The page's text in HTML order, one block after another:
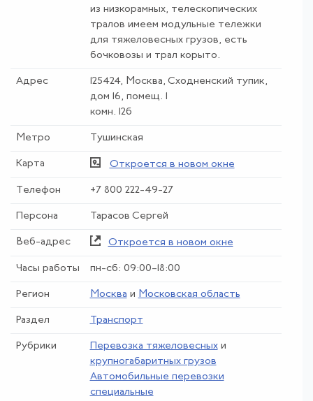
из низкорамных, телескопических
тралов имеем модульные тележки
для тяжеловесных грузов, есть
бочковозы и трал корыто.
Адрес
125424, Москва, Сходненский тупик,
дом 16, помещ. 1
комн. 12б
Метро Тушинская
Карта Откроется в новом окне
Телефон +7 800 222-49-27
Персона Тарасов Сергей
Веб-адрес Откроется в новом окне
Часы работы пн-сб: 09:00–18:00
Регион Москва и Московская область
Раздел Транспорт
Рубрики Перевозка тяжеловесныхи
крупногабаритных грузов
Автомобильные перевозки
специальные